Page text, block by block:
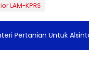
LAM-KPRS
Pertanian Untuk